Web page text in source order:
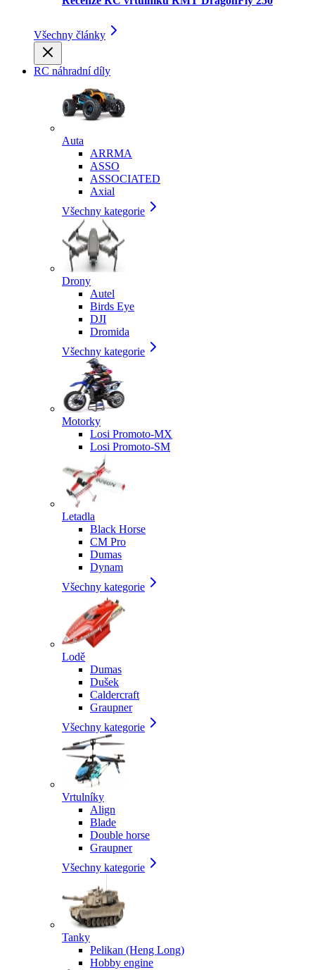
Všechny články
RC náhradní díly
Auta
ARRMA
ASSO
ASSOCIATED
Axial
Všechny kategorie
Drony
Autel
Birds Eye
DJI
Dromida
Všechny kategorie
Motorky
Losi Promoto-MX
Losi Promoto-SM
Letadla
Black Horse
CM Pro
Dumas
Dynam
Všechny kategorie
Lodě
Dumas
Dušek
Caldercraft
Graupner
Všechny kategorie
Vrtulníky
Align
Blade
Double horse
Graupner
Všechny kategorie
Tanky
Pelikan (Heng Long)
Hobby engine